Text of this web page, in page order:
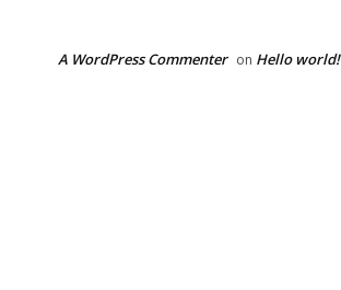
A WordPress Commenter on Hello world!